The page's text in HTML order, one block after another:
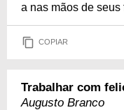
a nas mãos de seus
COPIAR
Trabalhar com
Augusto Branco